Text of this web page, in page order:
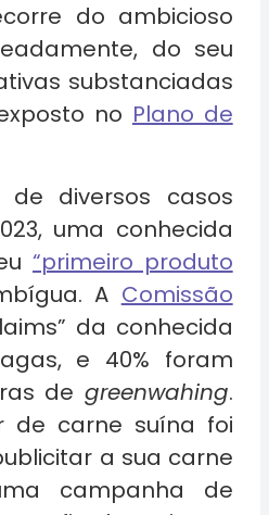
do ambicioso
do seu
substanciadas
no Plano de
diversos casos
uma conhecida
“primeiro produto
A Comissão
da conhecida
e 40% foram
de greenwahing.
de carne suína foi
a sua carne
campanha de